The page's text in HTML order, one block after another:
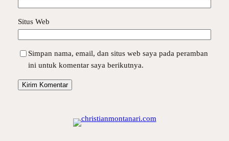
Situs Web
Simpan nama, email, dan situs web saya pada peramban
ini untuk komentar saya berikutnya.